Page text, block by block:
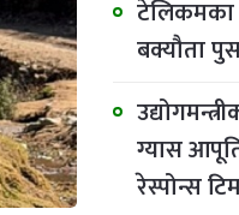
टेलिकमका
बक्यौता
ग्यास
रेस्पोन्स